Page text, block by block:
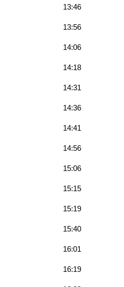
13:46
13:56
14:06
14:18
14:31
14:36
14:41
14:56
15:06
15:15
15:19
15:40
16:01
16:19